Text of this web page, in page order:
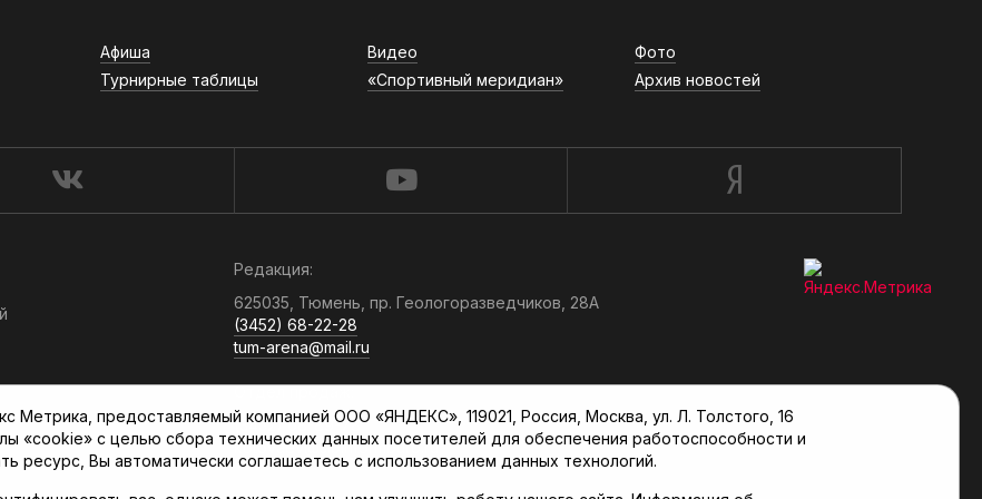
Афиша Видео
Фото
Турнирные таблицы «Спортивный меридиан» Архив новостей
Редакция:
625035, Тюмень, пр. Геологоразведчиков, 28А
(3452) 68-22-28
tum-arena@mail.ru
Отдел продаж:
(3452) 68-89-78
kotovaev@sibinformburo.ru
Метрика, предоставляемый компанией ООО «ЯНДЕКС», 119021, Россия, Москва, ул. Л. Толстого, 16
«cookie» с целью сбора технических данных посетителей для обеспечения работоспособности и
ресурс, Вы автоматически соглашаетесь с использованием данных технологий.